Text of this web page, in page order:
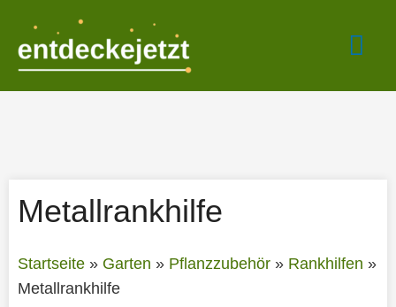
springen
Metallrankhilfe
Startseite» Garten » Pflanzzubehör» Rankhilfen »
Metallrankhilfe